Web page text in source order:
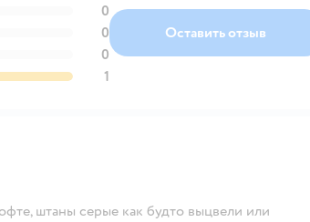
0
0
0
1
Оставить отзыв
штаны серые как будто выцвели или